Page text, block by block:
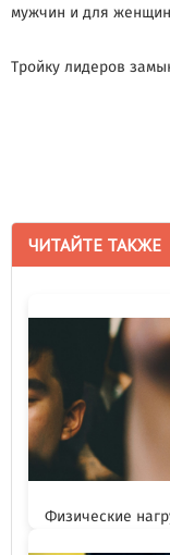
ЧИТАЙТЕ ТАКЖЕ
Физические
мужчин и для
Тройку лидеров